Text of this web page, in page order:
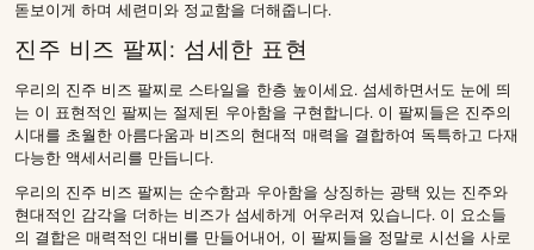
돋보이게 하며 세련미와 정교함을 더해줍니다.
진주 비즈 팔찌: 섬세한 표현
우리의 진주 비즈 팔찌로 스타일을 한층 높이세요. 섬세하면서도 눈에 띄
는 이 표현적인 팔찌는 절제된 우아함을 구현합니다. 이 팔찌들은 진주의
시대를 초월한 아름다움과 비즈의 현대적 매력을 결합하여 독특하고 다재
다능한 액세서리를 만듭니다.
우리의 진주 비즈 팔찌는 순수함과 우아함을 상징하는 광택 있는 진주와
현대적인 감각을 더하는 비즈가 섬세하게 어우러져 있습니다. 이 요소들
의 결합은 매력적인 대비를 만들어내어, 이 팔찌들을 정말로 시선을 사로